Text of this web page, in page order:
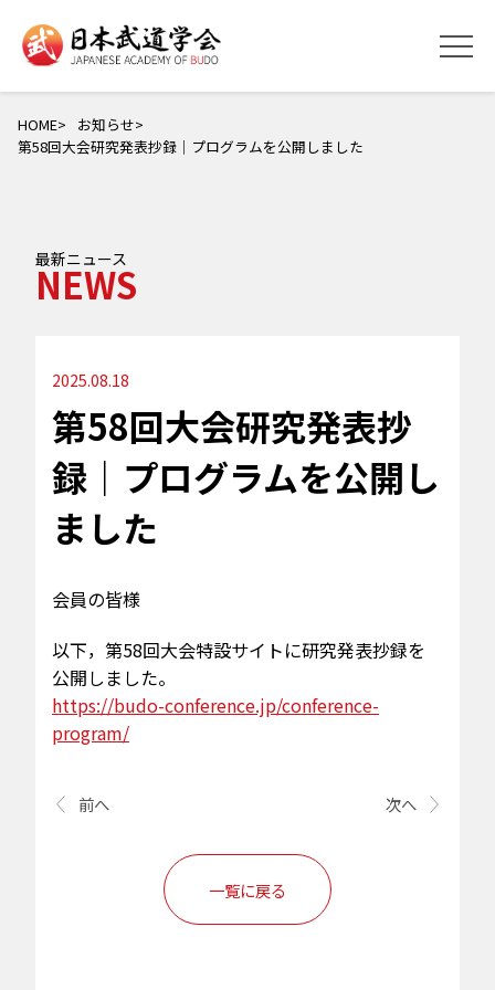
HOME
お知らせ
第58回大会研究発表抄録｜プログラムを公開しました
最新ニュース
NEWS
2025.08.18
第58回大会研究発表抄
録｜プログラムを公開し
ました
会員の皆様
以下，第58回大会特設サイトに研究発表抄録を
公開しました。
https://budo-conference.jp/conference-
program/
前へ 次へ
一覧に戻る